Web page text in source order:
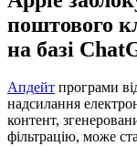
поштового
на базі
Апдейт програми
надсилання
контент,
фільтрацію, може